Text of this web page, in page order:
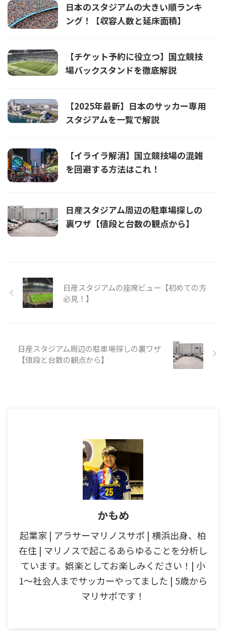
日本のスタジアムの大きい順ランキ
ング！【収容人数と延床面積】
【チケット予約に役立つ】国立競技
場バックスタンドを徹底解説
【2025年最新】日本のサッカー専用
スタジアムを一覧で解説
【イライラ解消】国立競技場の混雑
を回避する方法はこれ！
日産スタジアム周辺の駐車場探しの
裏ワザ【値段と台数の観点から】
日産スタジアムの座席ビュー【初めての方
必見！】
日産スタジアム周辺の駐車場探しの裏ワザ
【値段と台数の観点から】
かもめ
起業家 | アラサーマリノスサポ | 横浜出身、柏
在住 | マリノスで起こるあらゆることを分析し
ています。娯楽としてお楽しみください！| 小
1〜社会人までサッカーやってました | 5歳から
マリサポです！